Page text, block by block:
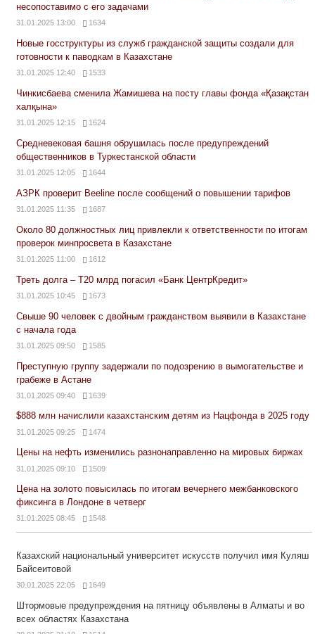
несопоставимо с его задачами
31.01.2025 13:00 1634
Новые госструктуры из служб гражданской защиты создали для
готовности к паводкам в Казахстане
31.01.2025 12:40 1533
Чинкисбаева сменила Жамишева на посту главы фонда «Қазақстан
халқына»
31.01.2025 12:15 1624
Средневековая башня обрушилась после предупреждений
общественников в Туркестанской области
31.01.2025 12:05 1644
АЗРК проверит Beeline после сообщений о повышении тарифов
31.01.2025 11:35 1687
Около 80 должностных лиц привлекли к ответственности по итогам
проверок минпросвета в Казахстане
31.01.2025 11:00 1612
Треть долга – Т20 млрд погасил «Банк ЦентрКредит»
31.01.2025 10:45 1673
Свыше 90 человек с двойным гражданством выявили в Казахстане
с начала года
31.01.2025 09:50 1585
Преступную группу задержали по подозрению в вымогательстве и
грабеже в Астане
31.01.2025 09:40 1639
$888 млн начислили казахстанским детям из Нацфонда в 2025 году
31.01.2025 09:25 1474
Цены на нефть изменились разнонаправленно на мировых биржах
31.01.2025 09:10 1509
Цена на золото повысилась по итогам вечернего межбанковского
фиксинга в Лондоне в четверг
31.01.2025 08:45 1548
Казахский национальный университет искусств получил имя Куляш
Байсеитовой
30.01.2025 22:05 1649
Штормовые предупреждения на пятницу объявлены в Алматы и во
всех областях Казахстана